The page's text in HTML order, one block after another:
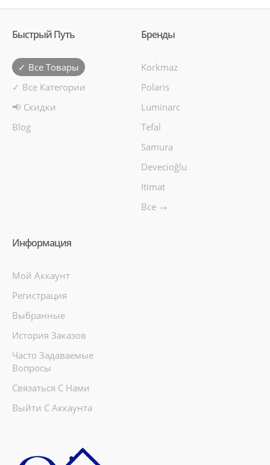
Быстрый Путь
✓ Все Товары
✓ Все Категории
📢 Скидки
Blog
Бренды
Korkmaz
Polaris
Luminarc
Tefal
Samura
Devecioğlu
Itimat
Все →
Информация
Мой Аккаунт
Регистрация
Выбранные
История Заказов
Часто Задаваемые
Вопросы
Связаться С Нами
Выйти С Аккаунта